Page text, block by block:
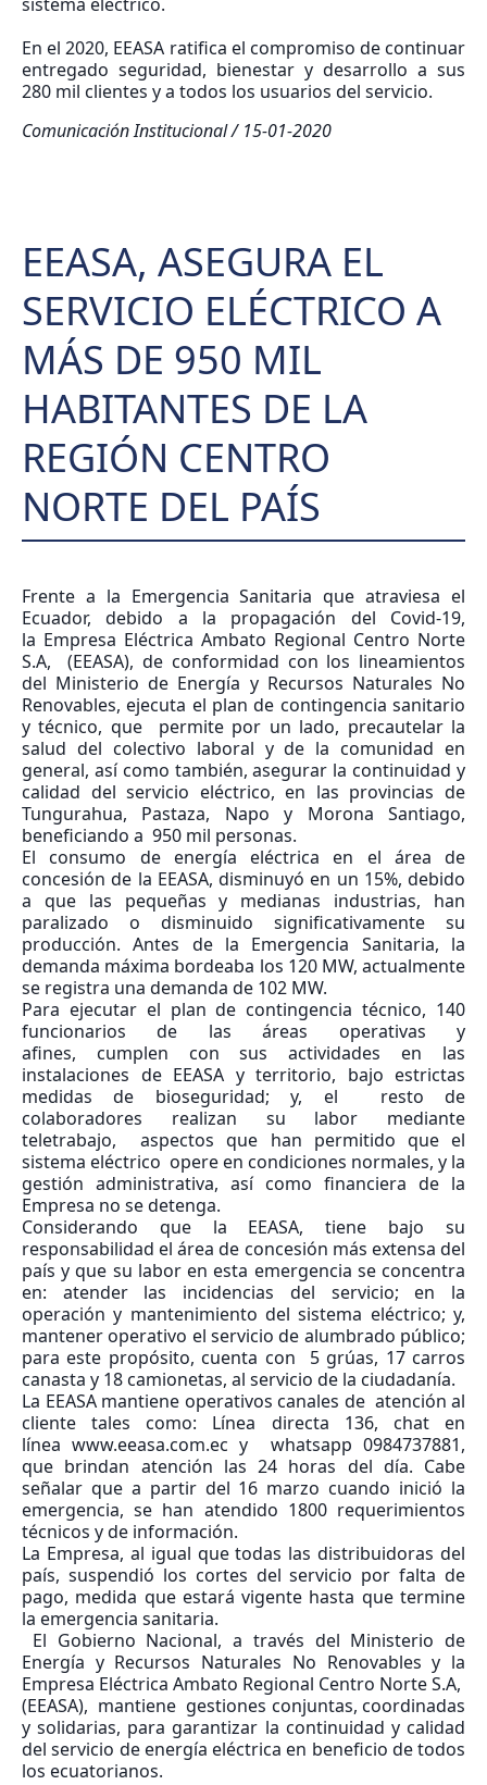
sistema eléctrico.
En el 2020, EEASA ratifica el compromiso de continuar
entregado seguridad, bienestar y desarrollo a sus
280 mil clientes y a todos los usuarios del servicio.
Comunicación Institucional / 15-01-2020
EEASA, ASEGURA EL
SERVICIO ELÉCTRICO A
MÁS DE 950 MIL
HABITANTES DE LA
REGIÓN CENTRO
NORTE DEL PAÍS
Frente a la Emergencia Sanitaria que atraviesa el
Ecuador, debido a la propagación del Covid-19,
la Empresa Eléctrica Ambato Regional Centro Norte
S.A, (EEASA), de conformidad con los lineamientos
del Ministerio de Energía y Recursos Naturales No
Renovables, ejecuta el plan de contingencia sanitario
y técnico, que permite por un lado, precautelar la
salud del colectivo laboral y de la comunidad en
general, así como también, asegurar la continuidad y
calidad del servicio eléctrico, en las provincias de
Tungurahua, Pastaza, Napo y Morona Santiago,
beneficiando a 950 mil personas.
El consumo de energía eléctrica en el área de
concesión de la EEASA, disminuyó en un 15%, debido
a que las pequeñas y medianas industrias, han
paralizado o disminuido significativamente su
producción. Antes de la Emergencia Sanitaria, la
demanda máxima bordeaba los 120 MW, actualmente
se registra una demanda de 102 MW.
Para ejecutar el plan de contingencia técnico, 140
funcionarios de las áreas operativas y
afines, cumplen con sus actividades en las
instalaciones de EEASA y territorio, bajo estrictas
medidas de bioseguridad; y, el resto de
colaboradores realizan su labor mediante
teletrabajo, aspectos que han permitido que el
sistema eléctrico opere en condiciones normales, y la
gestión administrativa, así como financiera de la
Empresa no se detenga.
Considerando que la EEASA, tiene bajo su
responsabilidad el área de concesión más extensa del
país y que su labor en esta emergencia se concentra
en: atender las incidencias del servicio; en la
operación y mantenimiento del sistema eléctrico; y,
mantener operativo el servicio de alumbrado público;
para este propósito, cuenta con 5 grúas, 17 carros
canasta y 18 camionetas, al servicio de la ciudadanía.
La EEASA mantiene operativos canales de atención al
cliente tales como: Línea directa 136, chat en
línea www.eeasa.com.ec y whatsapp 0984737881,
que brindan atención las 24 horas del día. Cabe
señalar que a partir del 16 marzo cuando inició la
emergencia, se han atendido 1800 requerimientos
técnicos y de información.
La Empresa, al igual que todas las distribuidoras del
país, suspendió los cortes del servicio por falta de
pago, medida que estará vigente hasta que termine
la emergencia sanitaria.
El Gobierno Nacional, a través del Ministerio de
Energía y Recursos Naturales No Renovables y la
Empresa Eléctrica Ambato Regional Centro Norte S.A,
(EEASA), mantiene gestiones conjuntas, coordinadas
y solidarias, para garantizar la continuidad y calidad
del servicio de energía eléctrica en beneficio de todos
los ecuatorianos.